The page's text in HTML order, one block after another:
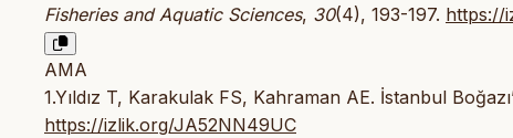
Fisheries and Aquatic Sciences, 30(4), 193-197. https://
AMA
1.Yıldız T, Karakulak FS, Kahraman AE. İstanbul
https://izlik.org/JA52NN49UC